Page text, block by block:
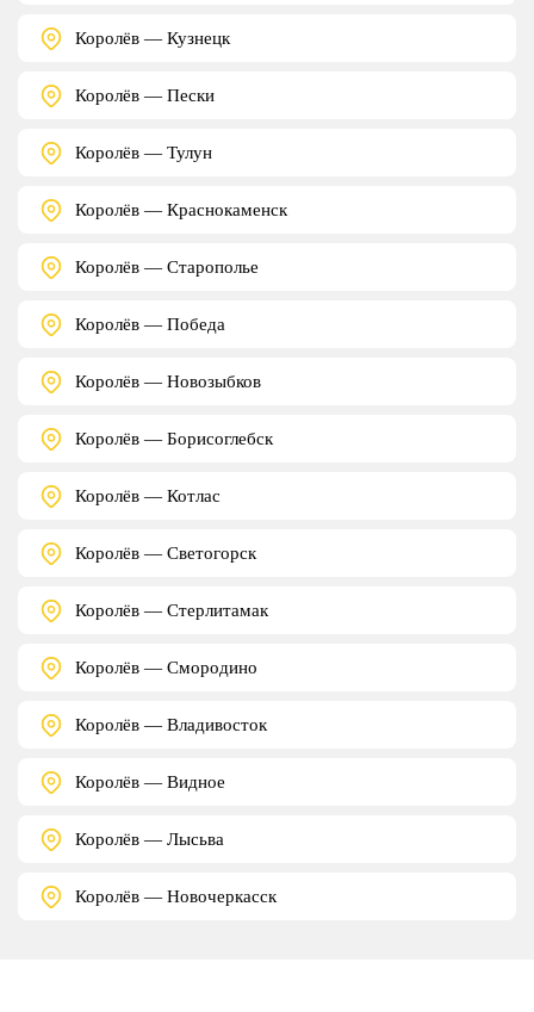
Королёв — Кузнецк
Королёв — Пески
Королёв — Тулун
Королёв — Краснокаменск
Королёв — Старополье
Королёв — Победа
Королёв — Новозыбков
Королёв — Борисоглебск
Королёв — Котлас
Королёв — Светогорск
Королёв — Стерлитамак
Королёв — Смородино
Королёв — Владивосток
Королёв — Видное
Королёв — Лысьва
Королёв — Новочеркасск